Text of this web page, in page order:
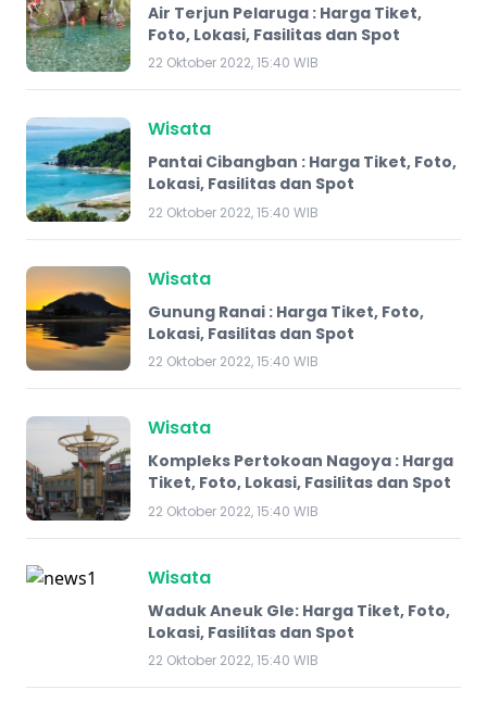
Air Terjun Pelaruga : Harga Tiket,
Foto, Lokasi, Fasilitas dan Spot
22 Oktober 2022, 15:40 WIB
Wisata
Pantai Cibangban : Harga Tiket, Foto,
Lokasi, Fasilitas dan Spot
22 Oktober 2022, 15:40 WIB
Wisata
Gunung Ranai : Harga Tiket, Foto,
Lokasi, Fasilitas dan Spot
22 Oktober 2022, 15:40 WIB
Wisata
Kompleks Pertokoan Nagoya : Harga
Tiket, Foto, Lokasi, Fasilitas dan Spot
22 Oktober 2022, 15:40 WIB
Wisata
Waduk Aneuk Gle: Harga Tiket, Foto,
Lokasi, Fasilitas dan Spot
22 Oktober 2022, 15:40 WIB